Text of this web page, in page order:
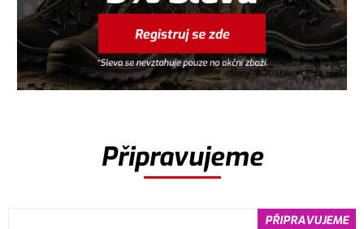
Připravujeme
PŘIPRAVUJEME